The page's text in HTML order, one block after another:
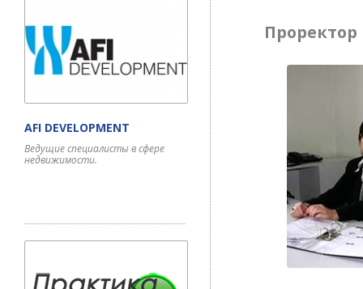
AFI DEVELOPMENT
Ведущие специалисты в сфере
недвижимости.